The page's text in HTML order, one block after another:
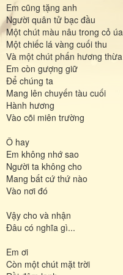
Em cũng tặng anh
Người quân tử bạc đầu
Một chút màu nâu trong cỏ úa
Một chiếc lá vàng cuối thu
Và một chút phấn hương thừa
Em còn gượng giữ
Để chúng ta
Mang lên chuyến tàu cuối
Hành hương
Vào cõi miên trường
Ô hay
Em không nhớ sao
Người ta không cho
Mang bất cứ thứ nào
Vào nơi đó
Vậy cho và nhận
Đâu có nghĩa gì...
Em ơi
Còn một chút mặt trời